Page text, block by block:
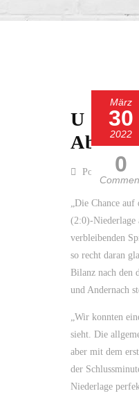
März
30
2022
0
U 17-
Posted by SC
„Die Chance
(2:0)-Niederlage
verbleibenden
so recht daran
Bilanz nach den
und Andernach
„Wir konnten
sieht. Die
aber mit dem
der
Niederlage